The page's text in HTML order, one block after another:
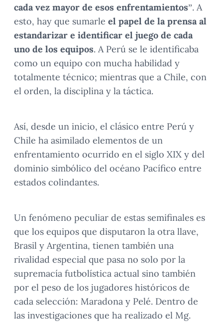
cada vez mayor de esos enfrentamientos”. A
esto, hay que sumarle el papel de la prensa al
estandarizar e identificar el juego de cada
uno de los equipos. A Perú se le identificaba
como un equipo con mucha habilidad y
totalmente técnico; mientras que a Chile, con
el orden, la disciplina y la táctica.
Así, desde un inicio, el clásico entre Perú y
Chile ha asimilado elementos de un
enfrentamiento ocurrido en el siglo XIX y del
dominio simbólico del océano Pacífico entre
estados colindantes.
Un fenómeno peculiar de estas semifinales es
que los equipos que disputaron la otra llave,
Brasil y Argentina, tienen también una
rivalidad especial que pasa no solo por la
supremacía futbolística actual sino también
por el peso de los jugadores históricos de
cada selección: Maradona y Pelé. Dentro de
las investigaciones que ha realizado el Mg.